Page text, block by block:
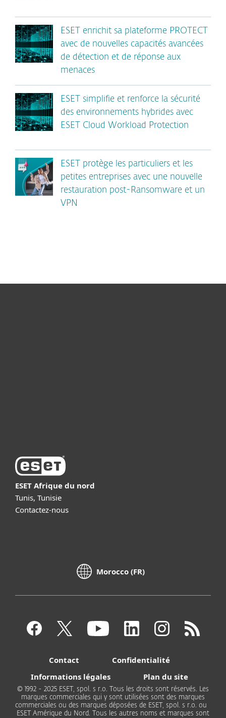
ESET enrichit sa plateforme PROTECT
avec de nouvelles capacités avancées
de détection et de réponse aux
menaces
ESET simplifie et renforce la sécurité
des environnements hybrides avec
ESET Cloud Workload Protection
ESET protège les particuliers et les
petites entreprises avec une nouvelle
restauration post-Ransomware et un
VPN
ESET Afrique du nord
Tunis, Tunisie
Contactez-nous
Morocco (FR)
Contact
Confidentialité
Informations légales
Plan du site
© 1992 - 2025 ESET, spol. s r.o. Tous les droits sont réservés. Les
marques commerciales qui y sont utilisées sont des marques
commerciales ou des marques déposées de ESET, spol. s r.o. ou
ESET Amérique du Nord. Tous les autres noms et marques sont